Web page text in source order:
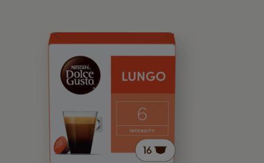
Bélgica
Francés
Bélgica
Holandés
Brazil
Caribbean
English